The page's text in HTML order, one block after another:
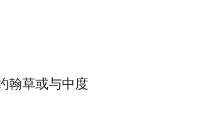
翰草或与中度